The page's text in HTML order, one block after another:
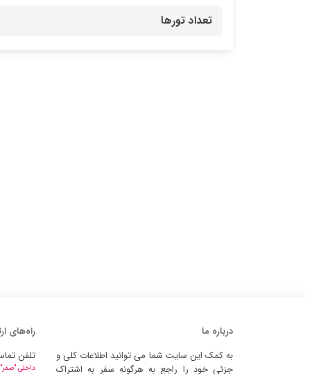
تعداد تورها
درباره ما
به کمک این سایت شما می توانید اطلاعات کلی و
جزئی خود را راجع به هرگونه سفر به اشتراک
راه‌های
تلفن
داخلی "صفر"